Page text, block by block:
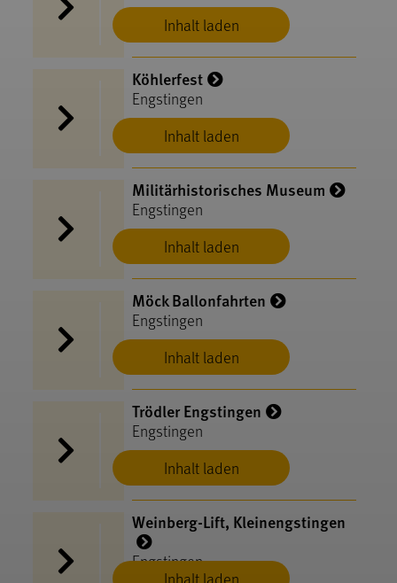
Inhalt laden
Inhalt laden
Köhlerfest
Engstingen
Inhalt laden
Militärhistorisches Museum
Engstingen
Inhalt laden
Möck Ballonfahrten
Engstingen
Inhalt laden
Trödler Engstingen
Engstingen
Inhalt laden
Weinberg-Lift, Kleinengstingen
Engstingen